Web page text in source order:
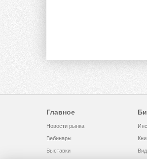
Главное
Новости рынка
Вебинары
Выставки